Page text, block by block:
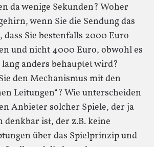
da wenige Sekunden? Woher
wenn Sie die Sendung das
dass Sie bestenfalls 2000 Euro
und nicht 4000 Euro, obwohl es
anders behauptet wird?
den Mechanismus mit den
Leitungen“? Wie unterscheiden
Anbieter solcher Spiele, der ja
denkbar ist, der z.B. keine
über das Spielprinzip und